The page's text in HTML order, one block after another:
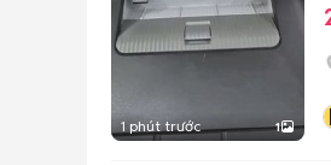
1 phút trước 1